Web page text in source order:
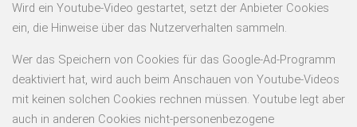
Wird ein Youtube-Video gestartet, setzt der Anbieter Cookies
ein, die Hinweise über das Nutzerverhalten sammeln.
Wer das Speichern von Cookies für das Google-Ad-Programm
deaktiviert hat, wird auch beim Anschauen von Youtube-Videos
mit keinen solchen Cookies rechnen müssen. Youtube legt aber
auch in anderen Cookies nicht-personenbezogene